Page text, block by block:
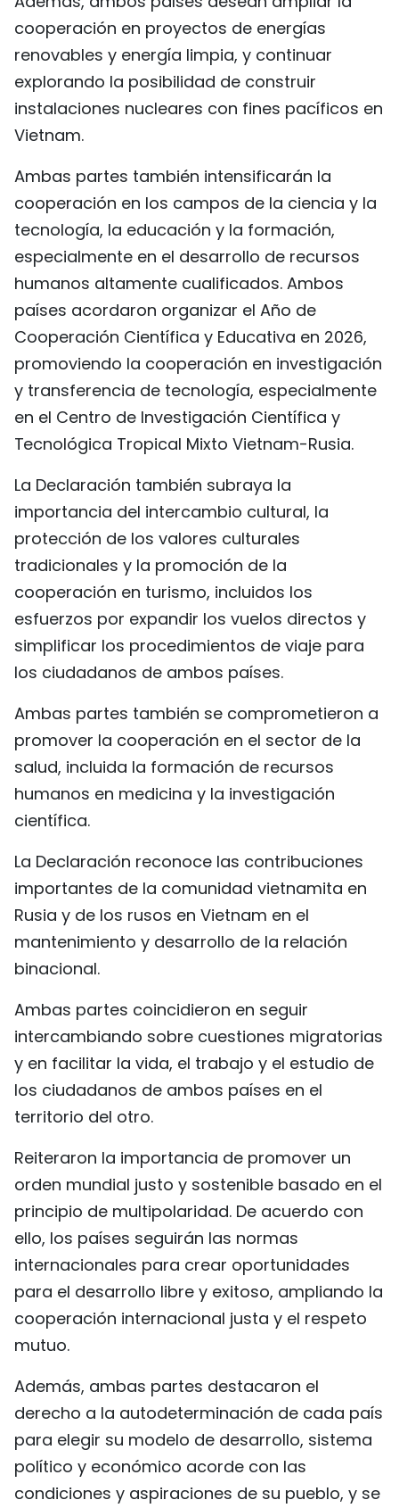
cooperación en proyectos de energías
renovables y energía limpia, y continuar
explorando la posibilidad de construir
instalaciones nucleares con fines pacíficos en
Vietnam.
Ambas partes también intensificarán la
cooperación en los campos de la ciencia y la
tecnología, la educación y la formación,
especialmente en el desarrollo de recursos
humanos altamente cualificados. Ambos
países acordaron organizar el Año de
Cooperación Científica y Educativa en 2026,
promoviendo la cooperación en investigación
y transferencia de tecnología, especialmente
en el Centro de Investigación Científica y
Tecnológica Tropical Mixto Vietnam-Rusia.
La Declaración también subraya la
importancia del intercambio cultural, la
protección de los valores culturales
tradicionales y la promoción de la
cooperación en turismo, incluidos los
esfuerzos por expandir los vuelos directos y
simplificar los procedimientos de viaje para
los ciudadanos de ambos países.
Ambas partes también se comprometieron a
promover la cooperación en el sector de la
salud, incluida la formación de recursos
humanos en medicina y la investigación
científica.
La Declaración reconoce las contribuciones
importantes de la comunidad vietnamita en
Rusia y de los rusos en Vietnam en el
mantenimiento y desarrollo de la relación
binacional.
Ambas partes coincidieron en seguir
intercambiando sobre cuestiones migratorias
y en facilitar la vida, el trabajo y el estudio de
los ciudadanos de ambos países en el
territorio del otro.
Reiteraron la importancia de promover un
orden mundial justo y sostenible basado en el
principio de multipolaridad. De acuerdo con
ello, los países seguirán las normas
internacionales para crear oportunidades
para el desarrollo libre y exitoso, ampliando la
cooperación internacional justa y el respeto
mutuo.
Además, ambas partes destacaron el
derecho a la autodeterminación de cada país
para elegir su modelo de desarrollo, sistema
político y económico acorde con las
condiciones y aspiraciones de su pueblo, y se